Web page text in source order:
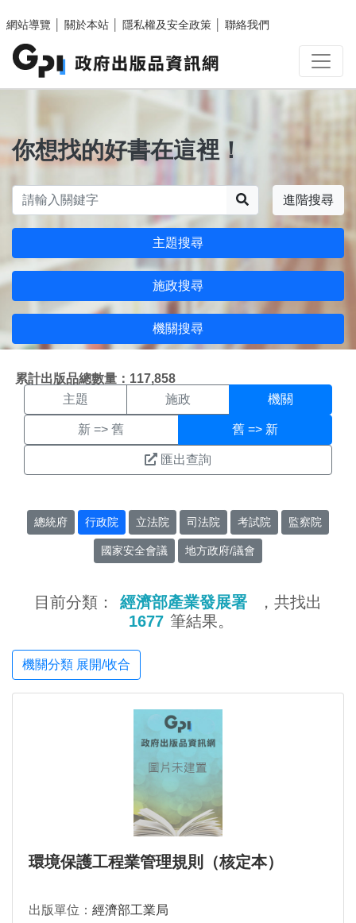
網站導覽
關於本站 隱私權及安全政策 聯絡我們
你想找的好書在這裡！
進階搜尋
主題搜尋
施政搜尋
機關搜尋
累計出版品總數量：117,858
機關搜尋結果頁面
主題 施政 機關
新 => 舊 舊 => 新
匯出查詢
總統府 行政院 立法院 司法院 考試院 監察院
國家安全會議 地方政府/議會
目前分類： 經濟部產業發展署
，共找出
1677 筆結果。
機關分類 展開/收合
環境保護工程業管理規則（核定本）
出版單位： 經濟部工業局